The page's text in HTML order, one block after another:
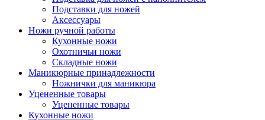
Подставки для ножей
Аксессуары
Ножи ручной работы
Кухонные ножи
Охотничьи ножи
Складные ножи
Маникюрные принадлежности
Ножнички для маникюра
Уцененные товары
Уцененные товары
Кухонные ножи